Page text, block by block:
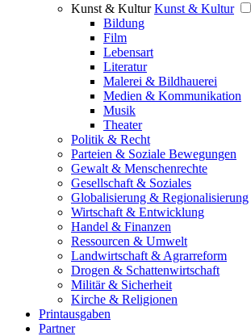
Kunst & Kultur Kunst & Kultur
Bildung
Film
Lebensart
Literatur
Malerei & Bildhauerei
Medien & Kommunikation
Musik
Theater
Politik & Recht
Parteien & Soziale Bewegungen
Gewalt & Menschenrechte
Gesellschaft & Soziales
Globalisierung & Regionalisierung
Wirtschaft & Entwicklung
Handel & Finanzen
Ressourcen & Umwelt
Landwirtschaft & Agrarreform
Drogen & Schattenwirtschaft
Militär & Sicherheit
Kirche & Religionen
Printausgaben
Partner